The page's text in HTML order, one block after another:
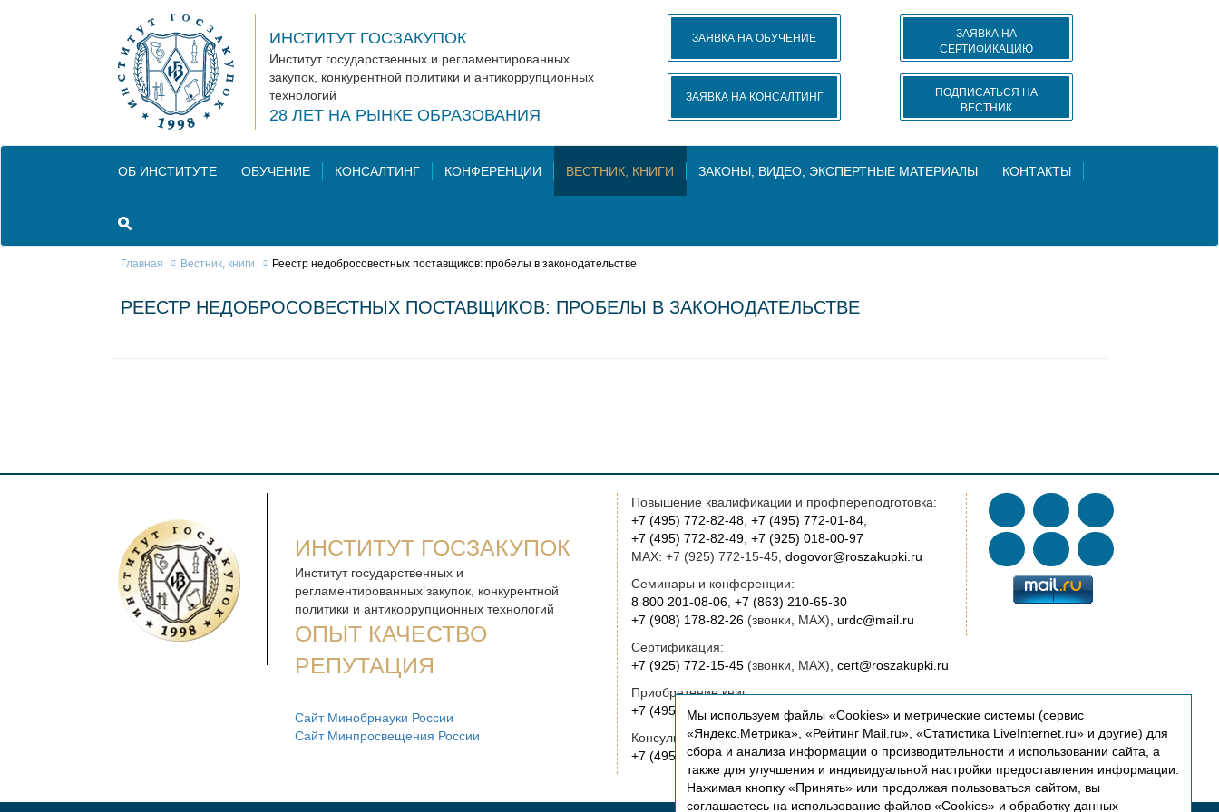
ИНСТИТУТ ГОСЗАКУПОК
Институт государственных и регламентированных
закупок, конкурентной политики и антикоррупционных
технологий
28 ЛЕТ НА РЫНКЕ ОБРАЗОВАНИЯ
ЗАЯВКА НА ОБУЧЕНИЕ
ЗАЯВКА НА
СЕРТИФИКАЦИЮ
ЗАЯВКА НА КОНСАЛТИНГ
ПОДПИСАТЬСЯ НА
ВЕСТНИК
ОБ ИНСТИТУТЕ ОБУЧЕНИЕ КОНСАЛТИНГ КОНФЕРЕНЦИИ ВЕСТНИК, КНИГИ ЗАКОНЫ, ВИДЕО, ЭКСПЕРТНЫЕ МАТЕРИАЛЫ КОНТАКТЫ
Главная Вестник, книги Реестр недобросовестных поставщиков: пробелы в законодательстве
РЕЕСТР НЕДОБРОСОВЕСТНЫХ ПОСТАВЩИКОВ: ПРОБЕЛЫ В ЗАКОНОДАТЕЛЬСТВЕ
ИНСТИТУТ ГОСЗАКУПОК
Институт государственных и
регламентированных закупок, конкурентной
политики и антикоррупционных технологий
ОПЫТ КАЧЕСТВО
РЕПУТАЦИЯ
Сайт Минобрнауки России
Сайт Минпросвещения России
Повышение квалификации и профпереподготовка:
+7 (495) 772-82-48, +7 (495) 772-01-84,
+7 (495) 772-82-49, +7 (925) 018-00-97
MAX: +7 (925) 772-15-45, dogovor@roszakupki.ru
Семинары и конференции:
8 800 201-08-06, +7 (863) 210-65-30
+7 (908) 178-82-26(звонки, MAX), urdc@mail.ru
Сертификация:
+7 (925) 772-15-45(звонки, MAX), cert@roszakupki.ru
Приобретение книг:
+7 (495) 772-00-14, institut@roszakupki.ru
Консультационные услуги и руководство:
+7 (495) 772-01-83, institut@roszakupki.ru
Мы используем файлы «Cookies» и метрические системы (сервис
«Яндекс.Метрика», «Рейтинг Mail.ru», «Статистика LiveInternet.ru» и другие) для
сбора и анализа информации о производительности и использовании сайта, а
также для улучшения и индивидуальной настройки предоставления информации.
Нажимая кнопку «Принять» или продолжая пользоваться сайтом, вы
соглашаетесь на использование файлов «Cookies» и обработку данных